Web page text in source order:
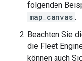
folgenden
map_canvas .
Beachten Sie
die Fleet
können auch